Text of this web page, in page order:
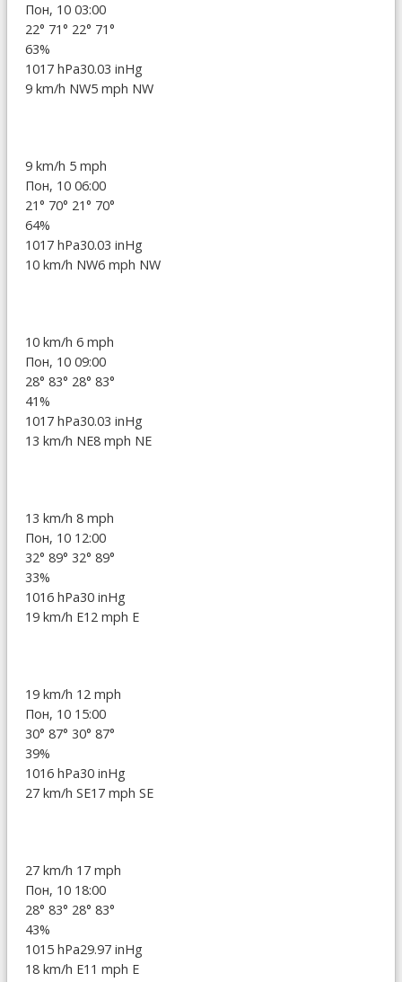
Пон, 10 03:00
22° 71° 22° 71°
63%
1017 hPa30.03 inHg
9 km/h NW5 mph NW
9 km/h 5 mph
Пон, 10 06:00
21° 70° 21° 70°
64%
1017 hPa30.03 inHg
10 km/h NW6 mph NW
10 km/h 6 mph
Пон, 10 09:00
28° 83° 28° 83°
41%
1017 hPa30.03 inHg
13 km/h NE8 mph NE
13 km/h 8 mph
Пон, 10 12:00
32° 89° 32° 89°
33%
1016 hPa30 inHg
19 km/h E12 mph E
19 km/h 12 mph
Пон, 10 15:00
30° 87° 30° 87°
39%
1016 hPa30 inHg
27 km/h SE17 mph SE
27 km/h 17 mph
Пон, 10 18:00
28° 83° 28° 83°
43%
1015 hPa29.97 inHg
18 km/h E11 mph E